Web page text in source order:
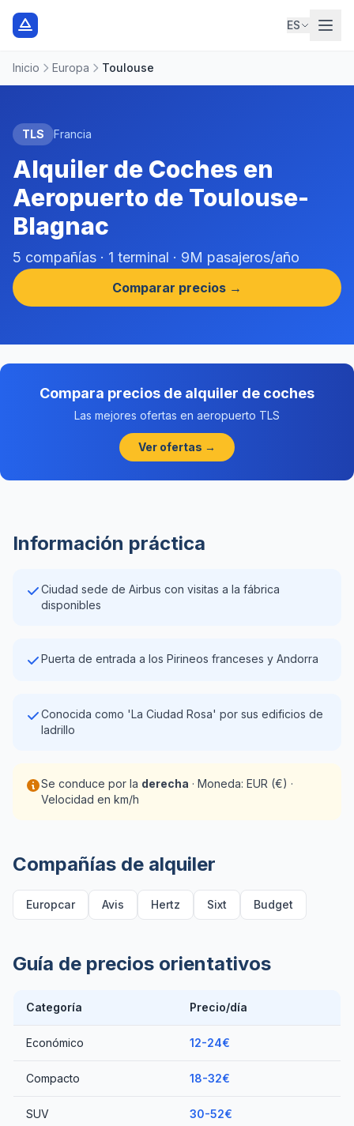
ES
Inicio Europa Toulouse
TLS Francia
Alquiler de Coches en
Aeropuerto de Toulouse-
Blagnac
5 compañías · 1 terminal · 9M pasajeros/año
Comparar precios →
Compara precios de alquiler de coches
Las mejores ofertas en aeropuerto TLS
Ver ofertas →
Información práctica
Ciudad sede de Airbus con visitas a la fábrica
disponibles
Puerta de entrada a los Pirineos franceses y Andorra
Conocida como 'La Ciudad Rosa' por sus edificios de
ladrillo
Se conduce por la derecha · Moneda: EUR (€) ·
Velocidad en km/h
Compañías de alquiler
Europcar Avis Hertz Sixt Budget
Guía de precios orientativos
Categoría Precio/día
Económico 12-24€
Compacto 18-32€
SUV 30-52€